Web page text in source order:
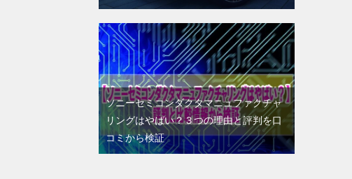
ソニーセミコンダクタマニュファクチャ
リングはやばい？３つの理由と評判を口
コミから検証